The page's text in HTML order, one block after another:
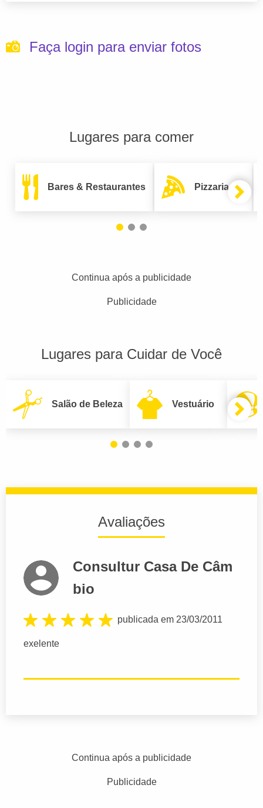
Faça login para enviar fotos
Lugares para comer
Bares & Restaurantes Pizzarias
Continua após a publicidade
Publicidade
Lugares para Cuidar de Você
Salão de Beleza Vestuário
Avaliações
Consultur Casa De Câm
bio
publicada em 23/03/2011
exelente
Continua após a publicidade
Publicidade